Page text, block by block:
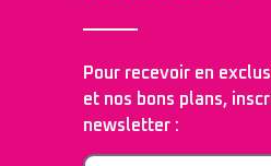
Pour recevoir en
et nos bons plans,
newsletter :